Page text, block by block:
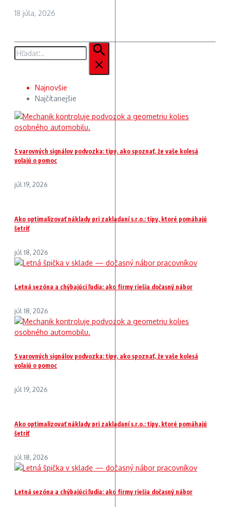
18 júla, 2026
Hľadať:
Najnovšie
Najčítanejšie
5 varovných signálov podvozka: tipy, ako spoznať, že vaše kolesá
volajú o pomoc
júl 19, 2026
Ako optimalizovať náklady pri zakladaní s.r.o.: tipy, ktoré pomáhajú
šetriť
júl 18, 2026
Letná sezóna a chýbajúci ľudia: ako firmy riešia dočasný nábor
júl 18, 2026
5 varovných signálov podvozka: tipy, ako spoznať, že vaše kolesá
volajú o pomoc
júl 19, 2026
Ako optimalizovať náklady pri zakladaní s.r.o.: tipy, ktoré pomáhajú
šetriť
júl 18, 2026
Letná sezóna a chýbajúci ľudia: ako firmy riešia dočasný nábor